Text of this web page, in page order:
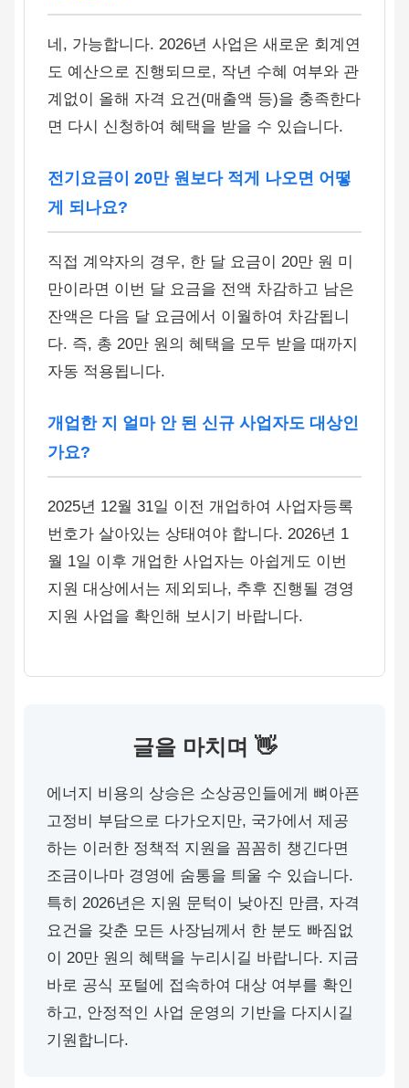
네, 가능합니다. 2026년 사업은 새로운 회계연
도 예산으로 진행되므로, 작년 수혜 여부와 관
계없이 올해 자격 요건(매출액 등)을 충족한다
면 다시 신청하여 혜택을 받을 수 있습니다.
전기요금이 20만 원보다 적게 나오면 어떻
게 되나요?
직접 계약자의 경우, 한 달 요금이 20만 원 미
만이라면 이번 달 요금을 전액 차감하고 남은
잔액은 다음 달 요금에서 이월하여 차감됩니
다. 즉, 총 20만 원의 혜택을 모두 받을 때까지
자동 적용됩니다.
개업한 지 얼마 안 된 신규 사업자도 대상인
가요?
2025년 12월 31일 이전 개업하여 사업자등록
번호가 살아있는 상태여야 합니다. 2026년 1
월 1일 이후 개업한 사업자는 아쉽게도 이번
지원 대상에서는 제외되나, 추후 진행될 경영
지원 사업을 확인해 보시기 바랍니다.
글을 마치며 👋
에너지 비용의 상승은 소상공인들에게 뼈아픈
고정비 부담으로 다가오지만, 국가에서 제공
하는 이러한 정책적 지원을 꼼꼼히 챙긴다면
조금이나마 경영에 숨통을 틔울 수 있습니다.
특히 2026년은 지원 문턱이 낮아진 만큼, 자격
요건을 갖춘 모든 사장님께서 한 분도 빠짐없
이 20만 원의 혜택을 누리시길 바랍니다. 지금
바로 공식 포털에 접속하여 대상 여부를 확인
하고, 안정적인 사업 운영의 기반을 다지시길
기원합니다.